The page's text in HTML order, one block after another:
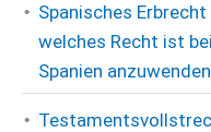
Spanisches
welches Recht ist
Spanien